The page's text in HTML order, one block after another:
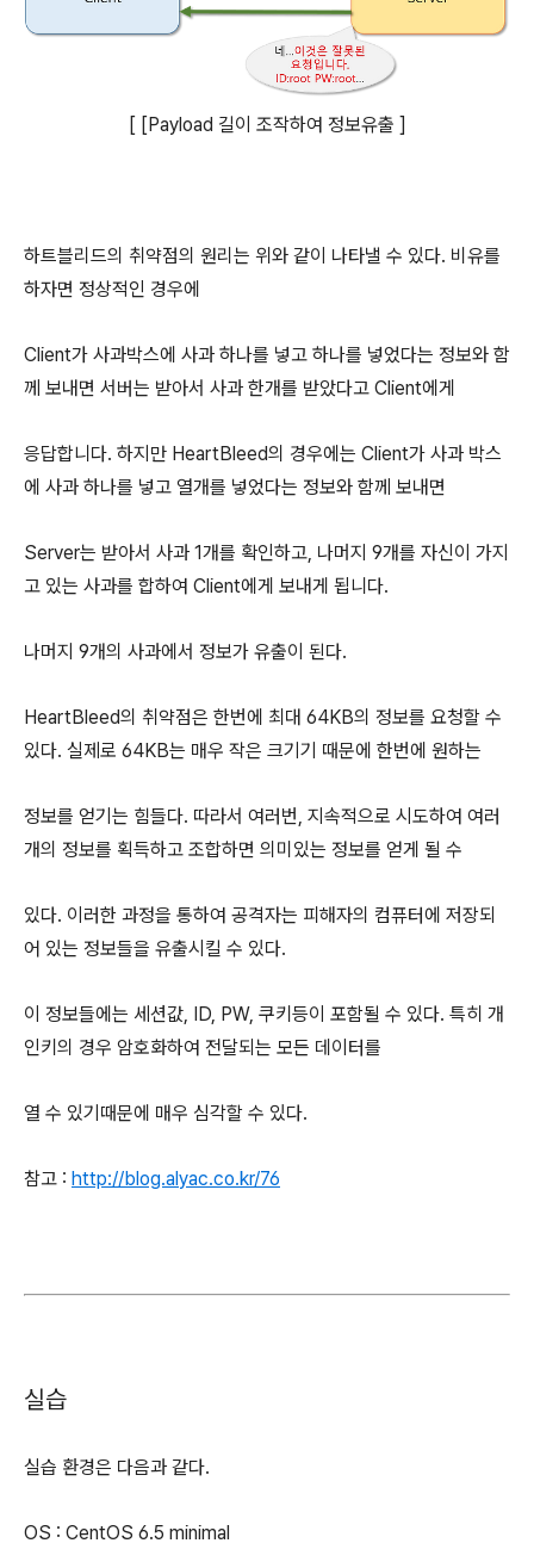
[ [Payload 길이 조작하여 정보유출 ]
하트블리드의 취약점의 원리는 위와 같이 나타낼 수 있다. 비유를
하자면 정상적인 경우에
Client가 사과박스에 사과 하나를 넣고 하나를 넣었다는 정보와 함
께 보내면 서버는 받아서 사과 한개를 받았다고 Client에게
응답합니다. 하지만 HeartBleed의 경우에는 Client가 사과 박스
에 사과 하나를 넣고 열개를 넣었다는 정보와 함께 보내면
Server는 받아서 사과 1개를 확인하고, 나머지 9개를 자신이 가지
고 있는 사과를 합하여 Client에게 보내게 됩니다.
나머지 9개의 사과에서 정보가 유출이 된다.
HeartBleed의 취약점은 한번에 최대 64KB의 정보를 요청할 수
있다. 실제로 64KB는 매우 작은 크기기 때문에 한번에 원하는
정보를 얻기는 힘들다. 따라서 여러번, 지속적으로 시도하여 여러
개의 정보를 획득하고 조합하면 의미있는 정보를 얻게 될 수
있다. 이러한 과정을 통하여 공격자는 피해자의 컴퓨터에 저장되
어 있는 정보들을 유출시킬 수 있다.
이 정보들에는 세션값, ID, PW, 쿠키등이 포함될 수 있다. 특히 개
인키의 경우 암호화하여 전달되는 모든 데이터를
열 수 있기때문에 매우 심각할 수 있다.
참고 : http://blog.alyac.co.kr/76
실습
실습 환경은 다음과 같다.
OS : CentOS 6.5 minimal